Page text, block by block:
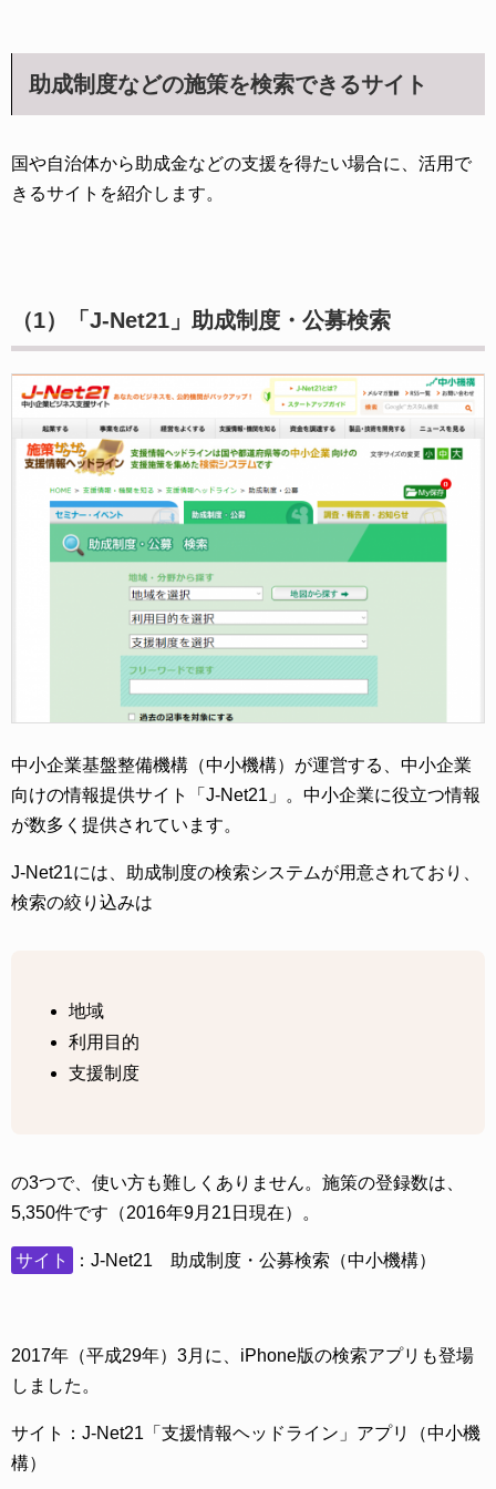
助成制度などの施策を検索できるサイト
国や自治体から助成金などの支援を得たい場合に、活用で
きるサイトを紹介します。
（1）「J-Net21」助成制度・公募検索
中小企業基盤整備機構（中小機構）が運営する、中小企業
向けの情報提供サイト「J-Net21」。中小企業に役立つ情報
が数多く提供されています。
J-Net21には、助成制度の検索システムが用意されており、
検索の絞り込みは
地域
利用目的
支援制度
の3つで、使い方も難しくありません。施策の登録数は、
5,350件です（2016年9月21日現在）。
サイト ：J-Net21 助成制度・公募検索（中小機構）
2017年（平成29年）3月に、iPhone版の検索アプリも登場
しました。
サイト：J-Net21「支援情報ヘッドライン」アプリ（中小機
構）